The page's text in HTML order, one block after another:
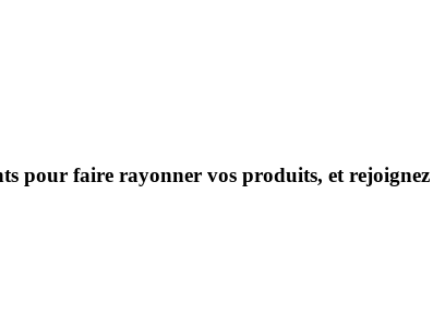
pour faire rayonner vos produits, et